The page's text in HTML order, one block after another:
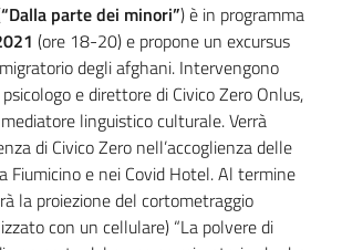
“Dalla parte dei minori”) è in programma
(ore 18-20) e propone un excursus
degli afghani. Intervengono
e direttore di Civico Zero Onlus,
linguistico culturale. Verrà
di Civico Zero nell’accoglienza delle
Fiumicino e nei Covid Hotel. Al termine
la proiezione del cortometraggio
con un cellulare) “La polvere di